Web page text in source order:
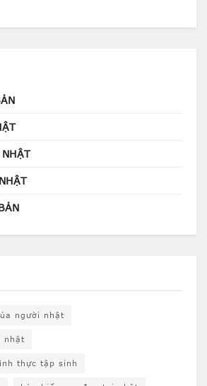
người nhật
nhật
thực tập sinh